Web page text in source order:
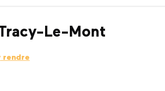
Le-Mont
rendre